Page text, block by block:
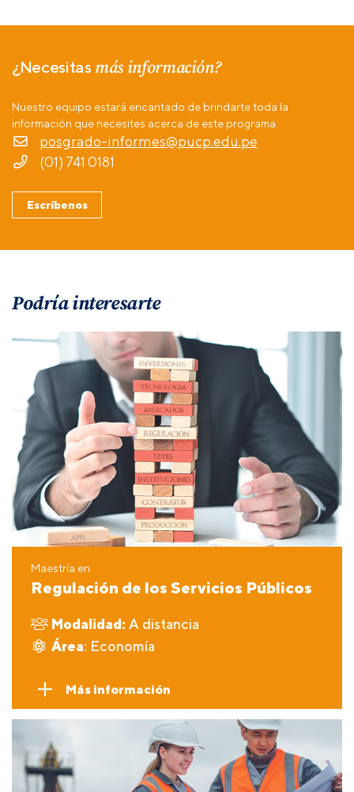
¿Necesitas más información?
Nuestro equipo estará encantado de brindarte toda la
información que necesites acerca de este programa.
posgrado-informes@pucp.edu.pe
(01) 741 0181
Escríbenos
Podría interesarte
Maestría en
Regulación de los Servicios Públicos
Modalidad: A distancia
Área: Economía
Más información